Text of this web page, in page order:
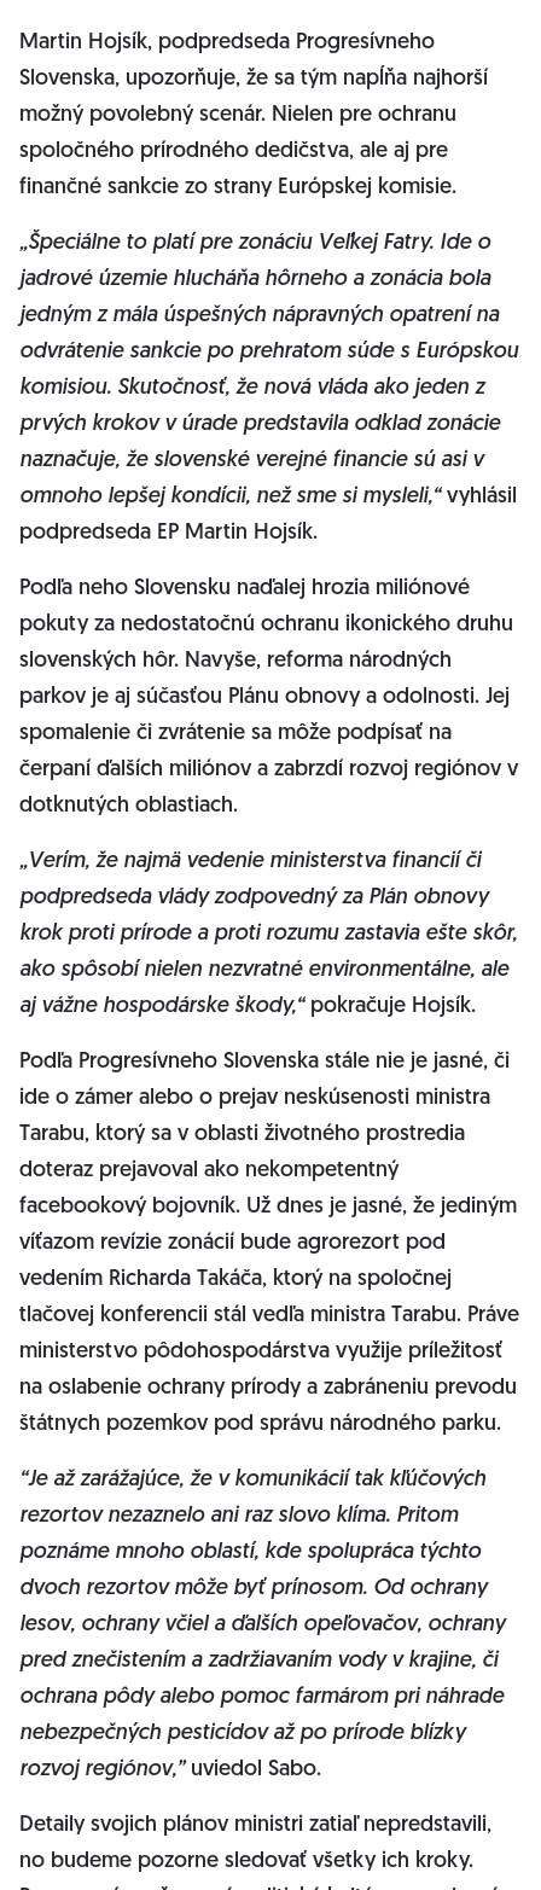
Martin Hojsík, podpredseda Progresívneho
Slovenska, upozorňuje, že sa tým napĺňa najhorší
možný povolebný scenár. Nielen pre ochranu
spoločného prírodného dedičstva, ale aj pre
finančné sankcie zo strany Európskej komisie.
„Špeciálne to platí pre zonáciu Veľkej Fatry. Ide o
jadrové územie hlucháňa hôrneho a zonácia bola
jedným z mála úspešných nápravných opatrení na
odvrátenie sankcie po prehratom súde s Európskou
komisiou. Skutočnosť, že nová vláda ako jeden z
prvých krokov v úrade predstavila odklad zonácie
naznačuje, že slovenské verejné financie sú asi v
omnoho lepšej kondícii, než sme si mysleli,“vyhlásil
podpredseda EP Martin Hojsík.
Podľa neho Slovensku naďalej hrozia miliónové
pokuty za nedostatočnú ochranu ikonického druhu
slovenských hôr. Navyše, reforma národných
parkov je aj súčasťou Plánu obnovy a odolnosti. Jej
spomalenie či zvrátenie sa môže podpísať na
čerpaní ďalších miliónov a zabrzdí rozvoj regiónov v
dotknutých oblastiach.
„Verím, že najmä vedenie ministerstva financií či
podpredseda vlády zodpovedný za Plán obnovy
krok proti prírode a proti rozumu zastavia ešte skôr,
ako spôsobí nielen nezvratné environmentálne, ale
aj vážne hospodárske škody,“pokračuje Hojsík.
Podľa Progresívneho Slovenska stále nie je jasné, či
ide o zámer alebo o prejav neskúsenosti ministra
Tarabu, ktorý sa v oblasti životného prostredia
doteraz prejavoval ako nekompetentný
facebookový bojovník. Už dnes je jasné, že jediným
víťazom revízie zonácií bude agrorezort pod
vedením Richarda Takáča, ktorý na spoločnej
tlačovej konferencii stál vedľa ministra Tarabu. Práve
ministerstvo pôdohospodárstva využije príležitosť
na oslabenie ochrany prírody a zabráneniu prevodu
štátnych pozemkov pod správu národného parku.
“Je až zarážajúce, že v komunikácií tak kľúčových
rezortov nezaznelo ani raz slovo klíma. Pritom
poznáme mnoho oblastí, kde spolupráca týchto
dvoch rezortov môže byť prínosom. Od ochrany
lesov, ochrany včiel a ďalších opeľovačov, ochrany
pred znečistením a zadržiavaním vody v krajine, či
ochrana pôdy alebo pomoc farmárom pri náhrade
nebezpečných pesticídov až po prírode blízky
rozvoj regiónov,” uviedol Sabo.
Detaily svojich plánov ministri zatiaľ nepredstavili,
no budeme pozorne sledovať všetky ich kroky.